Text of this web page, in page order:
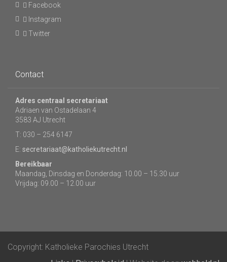
Facebook
Instagram
Twitter
Contact
Adres centraal secretariaat
Adriaen van Ostadelaan 4
3583 AJ Utrecht
T: 030 – 254 6147
E: secretariaat@katholiekutrecht.nl
Bereikbaar
Maandag, Dinsdag en Donderdag: 10.00 – 15.30 uur
Vrijdag: 09.00 – 12.00 uur
Copyright: Katholieke Parochies Utrecht